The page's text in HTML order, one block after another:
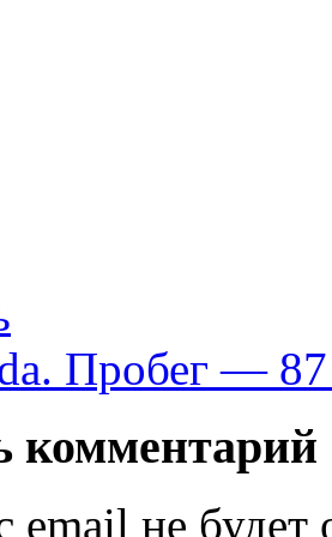
Пробег —
комментарий
email не будет